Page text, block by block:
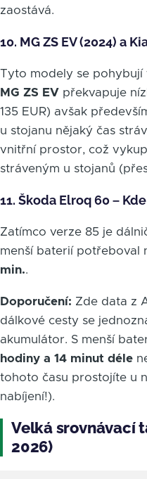
zaostává.
10. MG ZS EV (2024) a
Tyto modely se pohybují
MG ZS EV překvapuje
135 EUR) avšak
u stojanu nějaký čas
vnitřní prostor, což
stráveným u stojanů
11. Škoda Elroq 60 –
Zatímco verze 85 je
menší baterií potřeboval
min..
Doporučení: Zde data z
dálkové cesty se
akumulátor. S menší
hodiny a 14 minut déle
tohoto času prostojíte u
nabíjení!).
Velká srovnávací
2026)